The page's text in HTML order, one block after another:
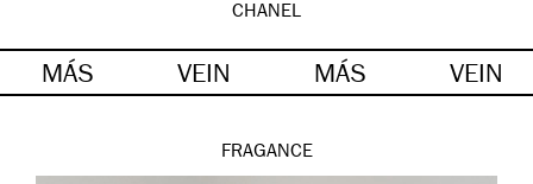
CHANEL
MÁS VEIN MÁS VEIN
FRAGANCE